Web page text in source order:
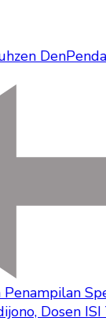
Den
Penampilan
Dosen